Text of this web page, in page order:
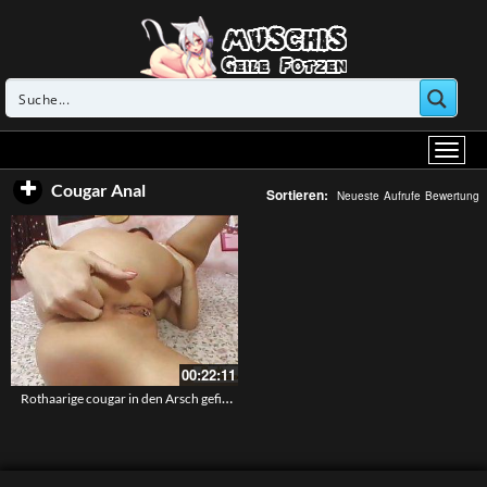
Cougar Anal Sortieren: Neueste Aufrufe Bewertung
00:22:11
Rothaarige cougar in den Arsch gefickt